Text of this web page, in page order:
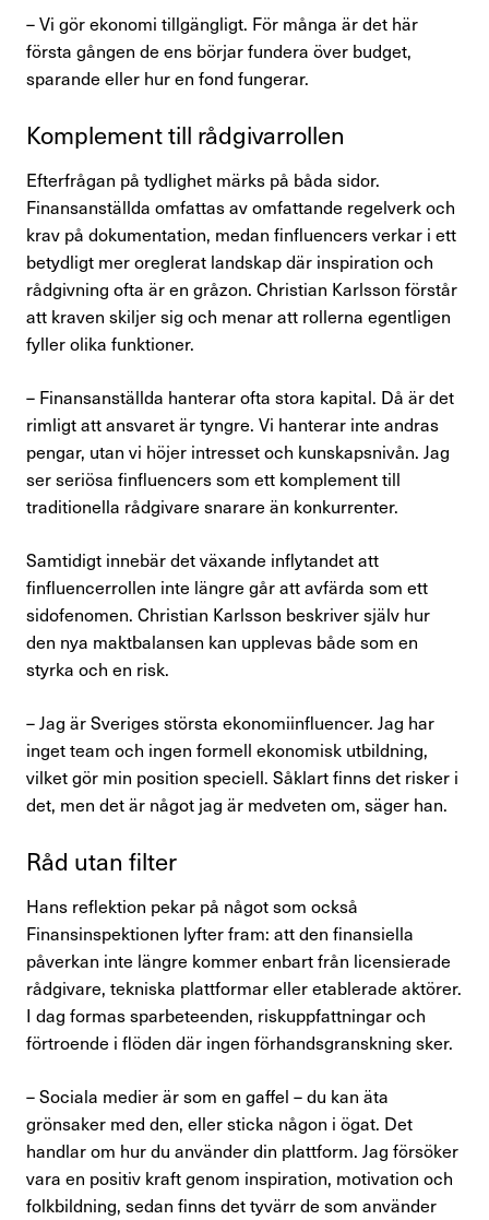
– Vi gör ekonomi tillgängligt. För många är det här
första gången de ens börjar fundera över budget,
sparande eller hur en fond fungerar.
Komple­ment till rådgi­var­rollen
Efterfrågan på tydlighet märks på båda sidor.
Finansanställda omfattas av omfattande regelverk och
krav på dokumentation, medan finfluencers verkar i ett
betydligt mer oreglerat landskap där inspiration och
rådgivning ofta är en gråzon. Christian Karlsson förstår
att kraven skiljer sig och menar att rollerna egentligen
fyller olika funktioner.
– Finansanställda hanterar ofta stora kapital. Då är det
rimligt att ansvaret är tyngre. Vi hanterar inte andras
pengar, utan vi höjer intresset och kunskapsnivån. Jag
ser seriösa finfluencers som ett komplement till
traditionella rådgivare snarare än konkurrenter.
Samtidigt innebär det växande inflytandet att
finfluencerrollen inte längre går att avfärda som ett
sidofenomen. Christian Karlsson beskriver själv hur
den nya maktbalansen kan upplevas både som en
styrka och en risk.
– Jag är Sveriges största ekonomiinfluencer. Jag har
inget team och ingen formell ekonomisk utbildning,
vilket gör min position speciell. Såklart finns det risker i
det, men det är något jag är medveten om, säger han.
Råd utan filter
Hans reflektion pekar på något som också
Finansinspektionen lyfter fram: att den finansiella
påverkan inte längre kommer enbart från licensierade
rådgivare, tekniska plattformar eller etablerade aktörer.
I dag formas sparbeteenden, riskuppfattningar och
förtroende i flöden där ingen förhandsgranskning sker.
– Sociala medier är som en gaffel – du kan äta
grönsaker med den, eller sticka någon i ögat. Det
handlar om hur du använder din plattform. Jag försöker
vara en positiv kraft genom inspiration, motivation och
folkbildning, sedan finns det tyvärr de som använder